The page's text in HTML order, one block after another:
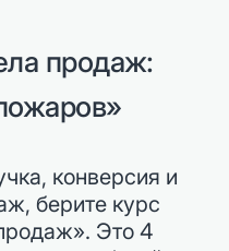
продаж:
конверсия и
берите курс
Это 4